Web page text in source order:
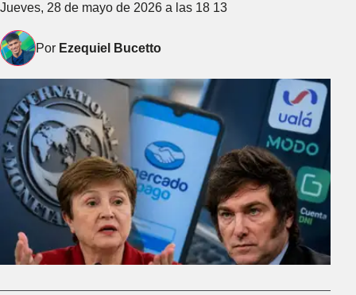
Jueves, 28 de mayo de 2026 a las 18 13
Por Ezequiel Bucetto